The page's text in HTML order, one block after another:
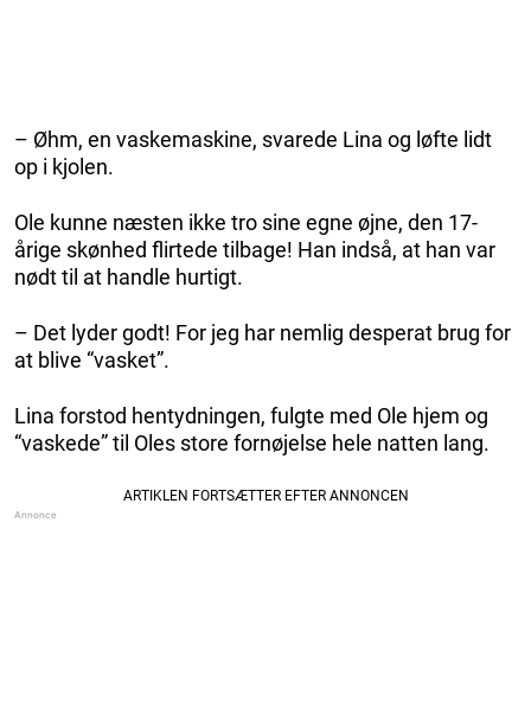
– Øhm, en vaskemaskine, svarede Lina og løfte lidt
op i kjolen.
Ole kunne næsten ikke tro sine egne øjne, den 17-
årige skønhed flirtede tilbage! Han indså, at han var
nødt til at handle hurtigt.
– Det lyder godt! For jeg har nemlig desperat brug for
at blive “vasket”.
Lina forstod hentydningen, fulgte med Ole hjem og
“vaskede” til Oles store fornøjelse hele natten lang.